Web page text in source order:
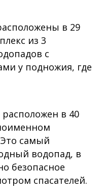
в 29
из 3
с
у подножия, где
в 40
самый
водопад, в
безопасное
спасателей.